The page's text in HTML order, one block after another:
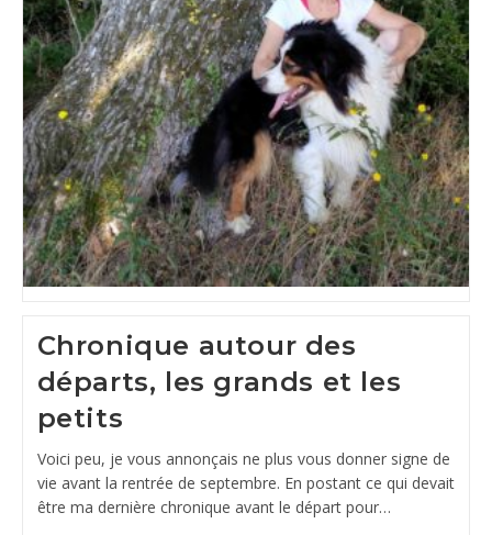
Chronique autour des
départs, les grands et les
petits
Voici peu, je vous annonçais ne plus vous donner signe de
vie avant la rentrée de septembre. En postant ce qui devait
être ma dernière chronique avant le départ pour…